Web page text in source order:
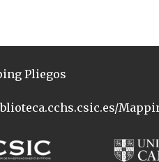
Pliegos